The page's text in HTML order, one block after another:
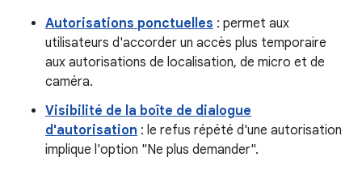
Autorisations ponctuelles : permet aux
utilisateurs d'accorder un accès plus temporaire
aux autorisations de localisation, de micro et de
caméra.
Visibilité de la boîte de dialogue
d'autorisation : le refus répété d'une autorisation
implique l'option "Ne plus demander".